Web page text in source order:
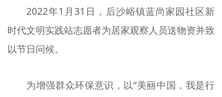
2022年1月31日，后沙峪镇蓝尚家园社区新
时代文明实践站志愿者为居家观察人员送物资并致
以节日问候。
为增强群众环保意识，以“美丽中国，我是行